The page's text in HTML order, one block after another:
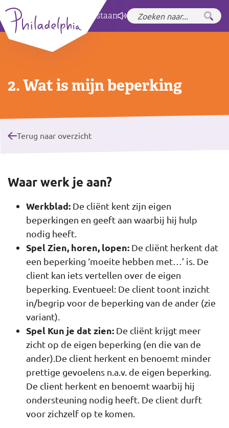
Zet hoog contrastaan
2. Wat is mijn beperking
Terug naar overzicht
Waar werk je aan?
Werkblad: De cliënt kent zijn eigen
beperkingen en geeft aan waarbij hij hulp
nodig heeft.
Spel Zien, horen, lopen: De cliënt herkent dat
een beperking ‘moeite hebben met…’ is. De
client kan iets vertellen over de eigen
beperking. Eventueel: De client toont inzicht
in/begrip voor de beperking van de ander (zie
variant).
Spel Kun je dat zien: De cliënt krijgt meer
zicht op de eigen beperking (en die van de
ander).De client herkent en benoemt minder
prettige gevoelens n.a.v. de eigen beperking.
De client herkent en benoemt waarbij hij
ondersteuning nodig heeft. De client durft
voor zichzelf op te komen.